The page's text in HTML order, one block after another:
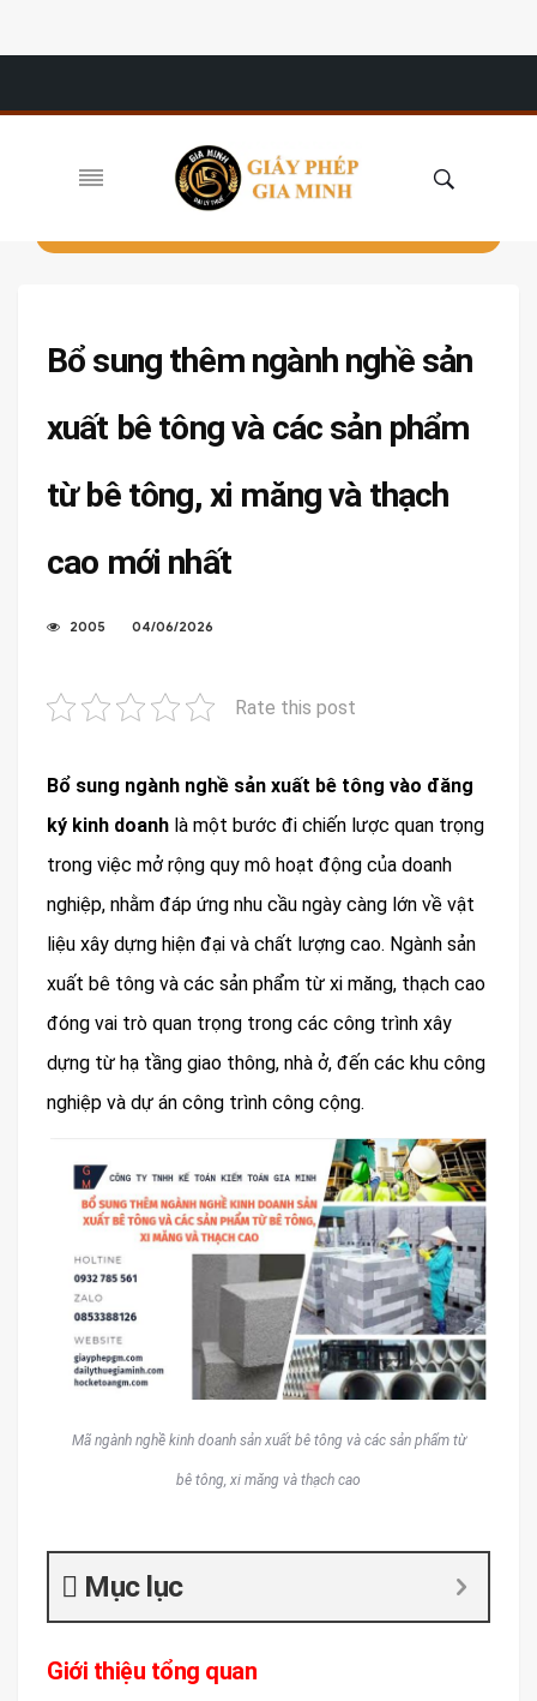
Bổ sung thêm ngành nghề sản
xuất bê tông và các sản phẩm
từ bê tông, xi măng và thạch
cao mới nhất
2005 04/06/2026
Rate this post
Bổ sung ngành nghề sản xuất bê tông vào đăng
ký kinh doanh là một bước đi chiến lược quan trọng
trong việc mở rộng quy mô hoạt động của doanh
nghiệp, nhằm đáp ứng nhu cầu ngày càng lớn về vật
liệu xây dựng hiện đại và chất lượng cao. Ngành sản
xuất bê tông và các sản phẩm từ xi măng, thạch cao
đóng vai trò quan trọng trong các công trình xây
dựng từ hạ tầng giao thông, nhà ở, đến các khu công
nghiệp và dự án công trình công cộng.
Mã ngành nghề kinh doanh sản xuất bê tông và các sản phẩm từ
bê tông, xi măng và thạch cao
Mục lục
Giới thiệu tổng quan